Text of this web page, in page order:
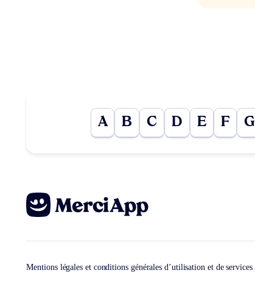
A B C D E F G
Mentions légales et conditions générales d’utilisation et de services